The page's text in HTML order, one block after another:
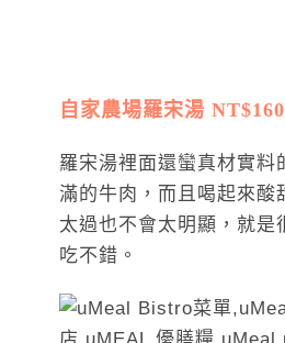
自家農場羅宋湯
羅宋湯裡面還蠻真材實料
滿的牛肉，而且喝起來酸
太過也不會太明顯，就是
吃不錯。